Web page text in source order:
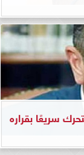
سريعًا بقراره